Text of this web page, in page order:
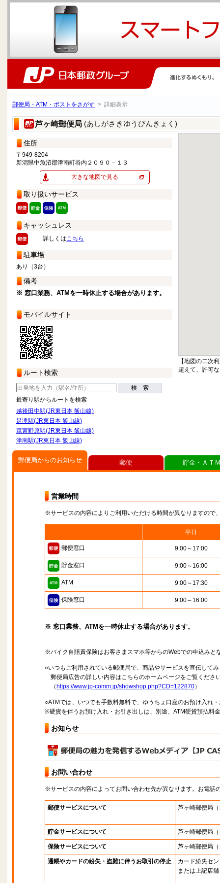
郵便局・ATM・ポストをさがす > 詳細表示
芦ヶ崎郵便局 (あしがさきゆうびんきょく)
住所
〒949-8204
新潟県中魚沼郡津南町谷内２０９０－１３
大きな地図で見る
取り扱いサービス
キャッシュレス
詳しくはこちら
駐車場
あり（3台）
備考
※ 窓口業務、ATMを一時休止する場合があります。
モバイルサイト
ルート検索
検 索
最寄り駅からルートを検索
越後田中駅(JR東日本 飯山線)
足滝駅(JR東日本 飯山線)
森宮野原駅(JR東日本 飯山線)
津南駅(JR東日本 飯山線)
【地図の二次
超えて、許可
郵便局からのお知らせ
営業時間
※サービスの内容によりご利用いただける時間が異なりますので
平日
郵便窓口 9:00～17:00
貯金窓口 9:00～16:00
ATM 9:00～17:30
保険窓口 9:00～16:00
※ 窓口業務、ATMを一時休止する場合があります。
※バイク自賠責保険はお客さまスマホ等からのWebでの申込みと
○いつもご利用されている郵便局で、商品やサービスを宣伝して
郵便局広告の詳しい内容はこちらのホームページをご覧くださ
（ https://www.jp-comm.jp/showshop.php?CD=122870）
○ATMでは、いつでも手数料無料で、ゆうちょ口座のお預け入れ
※硬貨を伴うお預け入れ・お引き出しは、別途、ATM硬貨預払料
お知らせ
お問い合わせ
※サービスの内容によってお問い合わせ先が異なります。お電話
郵便サービスについて 芦ヶ崎郵便局
貯金サービスについて 芦ヶ崎郵便局
保険サービスについて 芦ヶ崎郵便局
通帳やカードの紛失・盗難に伴うお取引の停止
カード紛失セ
または上記店舗
郵便 貯金・ＡＴ